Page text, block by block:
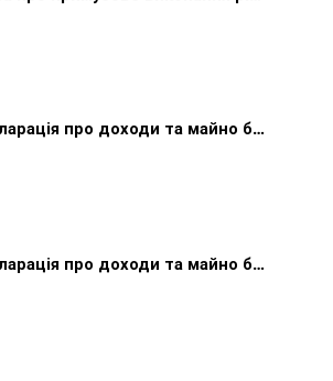
Декларація про доходи та майно боржника фізичної особи (бланк) + інструкція
Декларація про доходи та майно боржника юридичної особи (бланк) + інструкція